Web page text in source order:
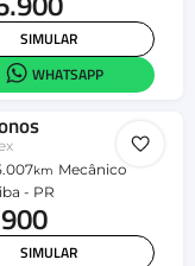
SIMULAR
WHATSAPP
km Mecânico
- PR
SIMULAR